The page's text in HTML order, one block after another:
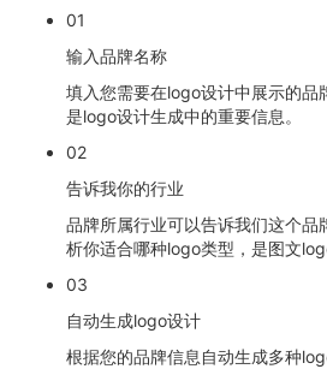
01
输入品牌名称
填入您需要在logo设计中展示的品
是logo设计生成中的重要信息。
02
告诉我你的行业
品牌所属行业可以告诉我们这个品
析你适合哪种logo类型，是图文
03
自动生成logo设计
根据您的品牌信息自动生成多种